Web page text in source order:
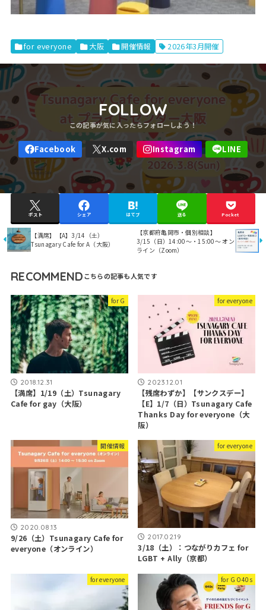
for everyone 大阪 開催情報 2026年3月開催
FOLLOW
ポスト シェア はてブ 送る Pocket
【満席】【A】3/14（土）
Tsunagary Cafe for A（大阪）
【京都府亀岡市・個別相談】
3/15（日）14:00～・15:00～ オン
ライン（Zoom）
RECOMMEND
for G
2018.12.31
【満席】1/19（土）Tsunagary
Cafe for gay（大阪）
for everyone
2023.12.01
【残席わずか】【サンクスデー】
【E】1/7（日）Tsunagary Cafe
Thanks Day for everyone（大
阪）
開催情報
2020.08.13
9/26（土）Tsunagary Cafe for
everyone（オンライン）
for everyone
2017.02.19
3/18（土）：つながりカフェ for
LGBT + Ally（京都）
for everyone for G O40s